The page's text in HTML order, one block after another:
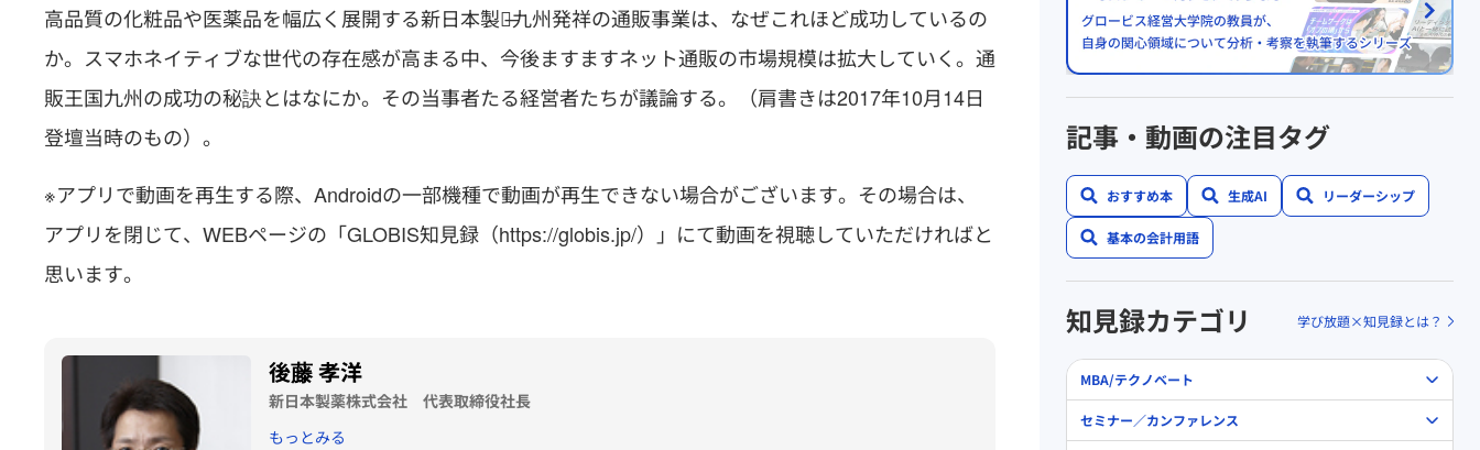
高品質の化粧品や医薬品を幅広く展開する新日本製薬̶九州発祥の通販事業は、なぜこれほど成功しているの
か。スマホネイティブな世代の存在感が高まる中、今後ますますネット通販の市場規模は拡大していく。通
販王国九州の成功の秘訣とはなにか。その当事者たる経営者たちが議論する。（肩書きは2017年10月14日
登壇当時のもの）。
※アプリで動画を再生する際、 Androidの一部機種で動画が再生できない場合がございます。その場合は、
アプリを閉じて、WEBページの「GLOBIS知見録（https://globis.jp/）」 にて動画を視聴していただければと
思います。
後藤 孝洋
新日本製薬株式会社 代表取締役社長
もっとみる
記事・動画の注目タグ
おすすめ本 生成AI リーダーシップ
基本の会計用語
知見録カテゴリ 学び放題×知見録とは？
MBA/テクノベート
セミナー／カンファレンス